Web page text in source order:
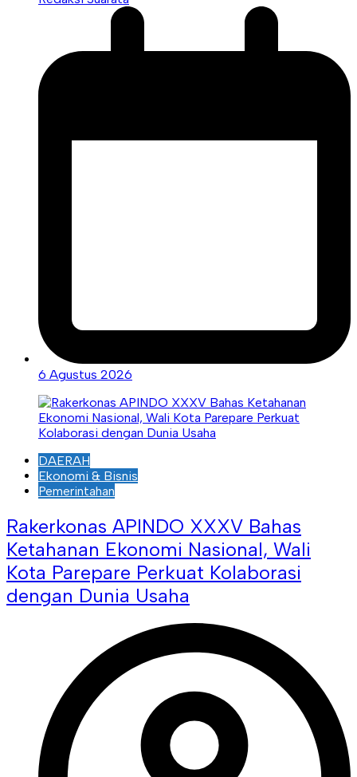
6 Agustus 2026
DAERAH
Ekonomi & Bisnis
Pemerintahan
Rakerkonas APINDO XXXV Bahas
Ketahanan Ekonomi Nasional, Wali
Kota Parepare Perkuat Kolaborasi
dengan Dunia Usaha